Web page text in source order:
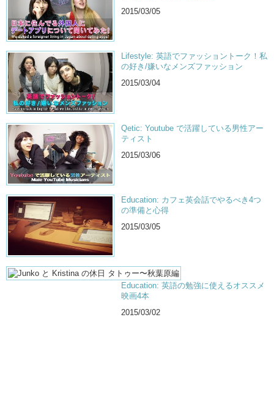
2015/03/05
Lifestyle: 英語でファッショントーク！私
の好き/嫌いなメンズファッション
2015/03/04
Qetic: Youtube で活躍している男性アー
ティスト
2015/03/06
Education: カフェ英会話でやるべき4つ
の準備と心得
2015/03/05
Education: 英語の勉強に使えるオススメ
映画4本
2015/03/02